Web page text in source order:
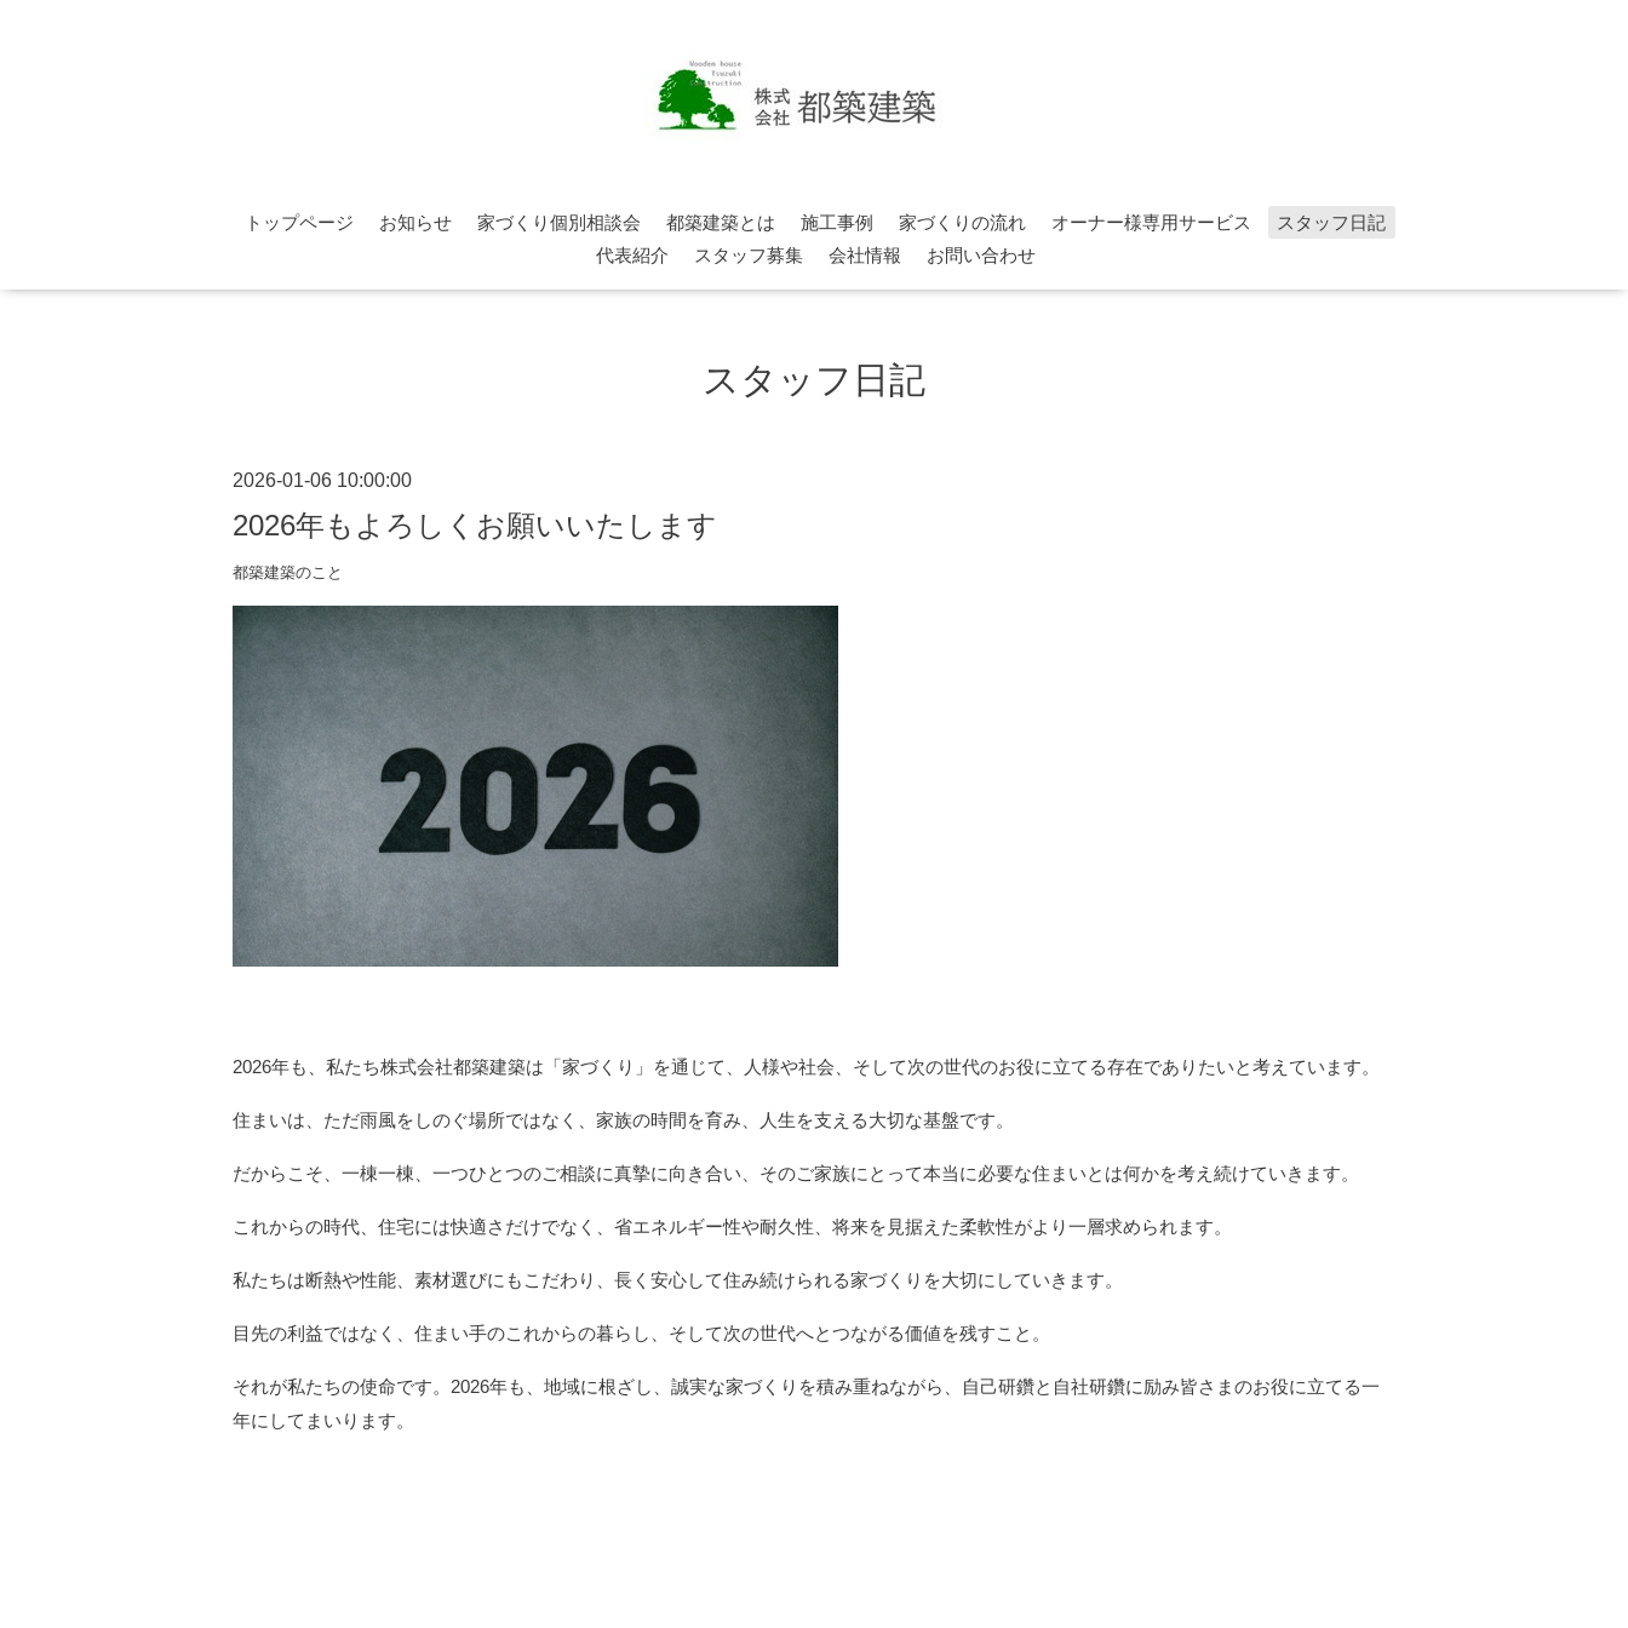
トップページ お知らせ 家づくり個別相談会 都築建築とは 施工事例 家づくりの流れ オーナー様専用サービス
スタッフ日記
代表紹介
スタッフ募集 会社情報 お問い合わせ
スタッフ日記
2026-01-06 10:00:00
2026年もよろしくお願いいたします
都築建築のこと
2026年も、私たち株式会社都築建築は「家づくり」を通じて、人様や社会、そして次の世代のお役に立てる存在でありたいと考えています。
住まいは、ただ雨風をしのぐ場所ではなく、家族の時間を育み、人生を支える大切な基盤です。
だからこそ、一棟一棟、一つひとつのご相談に真摯に向き合い、そのご家族にとって本当に必要な住まいとは何かを考え続けていきます。
これからの時代、住宅には快適さだけでなく、省エネルギー性や耐久性、将来を見据えた柔軟性がより一層求められます。
私たちは断熱や性能、素材選びにもこだわり、長く安心して住み続けられる家づくりを大切にしていきます。
目先の利益ではなく、住まい手のこれからの暮らし、そして次の世代へとつながる価値を残すこと。
それが私たちの使命です。 2026年も、地域に根ざし、誠実な家づくりを積み重ねながら、自己研鑽と自社研鑽に励み皆さまのお役に立てる一
年にしてまいります。